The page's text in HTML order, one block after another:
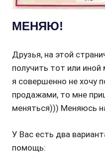
МЕНЯЮ!
Друзья, на этой
получить тот или иной
я совершенно не хочу
продажами, то мне
меняться))) Меняюсь
У Вас есть два
помощь: